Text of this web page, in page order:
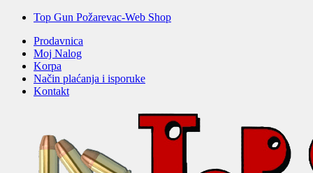
Skip
navigation
Skip
content
Top Gun Požarevac-Web Shop
Prodavnica
Moj Nalog
Korpa
Način plaćanja i isporuke
Kontakt